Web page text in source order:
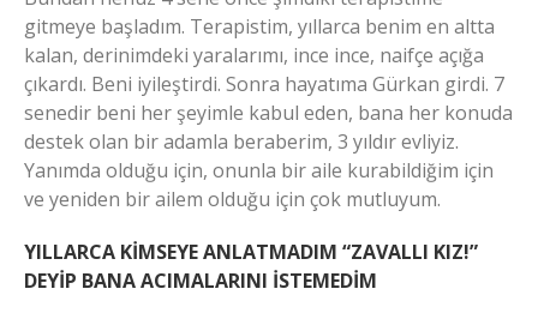
gitmeye başladım. Terapistim, yıllarca benim en altta
kalan, derinimdeki yaralarımı, ince ince, naifçe açığa
çıkardı. Beni iyileştirdi. Sonra hayatıma Gürkan girdi. 7
senedir beni her şeyimle kabul eden, bana her konuda
destek olan bir adamla beraberim, 3 yıldır evliyiz.
Yanımda olduğu için, onunla bir aile kurabildiğim için
ve yeniden bir ailem olduğu için çok mutluyum.
YILLARCA KİMSEYE ANLATMADIM “ZAVALLI KIZ!”
DEYİP BANA ACIMALARINI İSTEMEDİM